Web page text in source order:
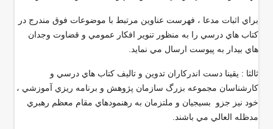
براي اثبات مدعا ، فهرست عناوين مرتبط با موضوعات فوق مندرج در
كتاب هاي درسي را به منظور تنوير افكار عمومي و قضاوت وجدان
هاي بيدار به پيوست ارسال مي نمايد
ثالثا : يقينا دست اندركاران تدوين و تاليف كتاب هاي درسي و
كارشناسان مجموعه بزرگ سازمان پژوهش و برنامه ريزي آموزشي ،
خود نيز جزو بسيجيان و ملتزمان به رهنمودهاي مقام معظم رهبري
مدظله العالي مي باشند